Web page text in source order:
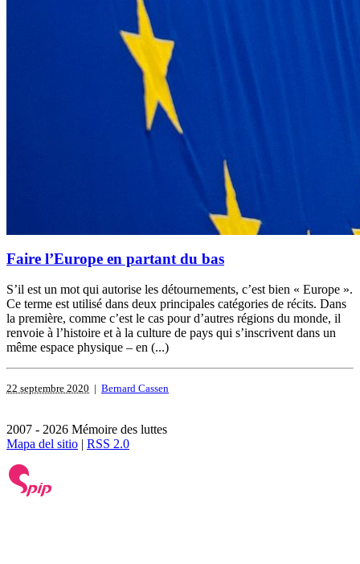
Faire l’Europe en partant du bas
S’il est un mot qui autorise les détournements, c’est bien « Europe ».
Ce terme est utilisé dans deux principales catégories de récits. Dans
la première, comme c’est le cas pour d’autres régions du monde, il
renvoie à l’histoire et à la culture de pays qui s’inscrivent dans un
même espace physique – en (...)
22 septembre 2020 | Bernard Cassen
2007 - 2026 Mémoire des luttes
Mapa del sitio | RSS 2.0